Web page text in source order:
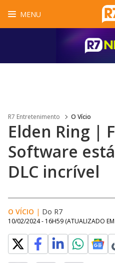
MENU
R7 Entretenimento O Vício
Elden Ring |
Software
DLC incrível
O VÍCIO | Do R7
10/02/2024 - 16H59 (ATUALIZADO EM